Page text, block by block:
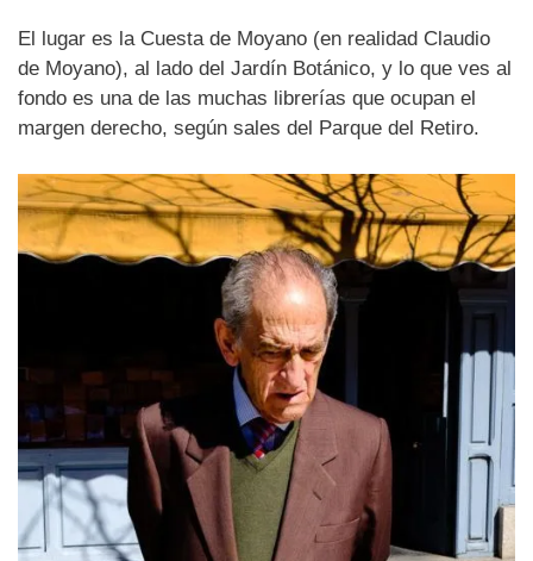
El lugar es la Cuesta de Moyano (en realidad Claudio
de Moyano), al lado del Jardín Botánico, y lo que ves al
fondo es una de las muchas librerías que ocupan el
margen derecho, según sales del Parque del Retiro.